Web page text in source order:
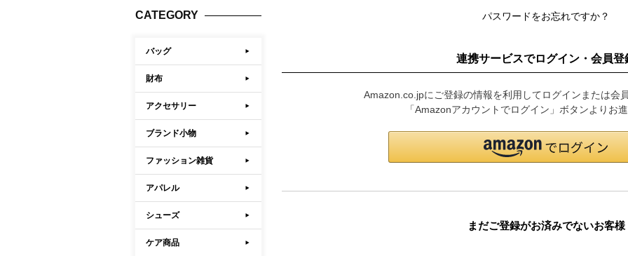
CATEGORY
バッグ
財布
アクセサリー
ブランド小物
ファッション雑貨
アパレル
シューズ
ケア商品
パスワードをお忘れですか？
連携サービスでログイン・会員登
Amazon.co.jpにご登録の情報を利用してログインまたは会
「Amazonアカウントでログイン」ボタンよりお進
まだご登録がお済みでないお客様